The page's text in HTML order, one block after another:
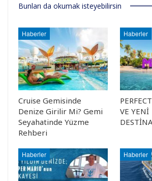
Bunları da okumak isteyebilirsin
Haberler
Cruise Gemisinde
Denize Girilir Mi? Gemi
Seyahatinde Yüzme
Rehberi
Haberler
VE YENİ
Haberler Haberler